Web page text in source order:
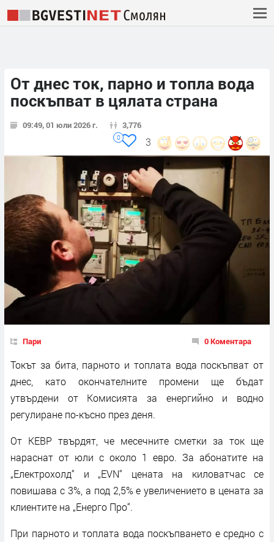
От днес ток, парно и топла вода
поскъпват в цялата страна
09:49, 01 юли 2026 г. 3,776
3
0
Пари 0 Коментара
Токът за бита, парното и топлата вода поскъпват от
днес, като окончателните промени ще бъдат
утвърдени от Комисията за енергийно и водно
регулиране по-късно през деня.
От КЕВР твърдят, че месечните сметки за ток ще
нараснат от юли с около 1 евро. За абонатите на
„Електрохолд“ и „EVN“ цената на киловатчас се
повишава с 3%, а под 2,5% е увеличението в цената за
клиентите на „Енерго Про“.
При парното и топлата вода поскъпването е средно с